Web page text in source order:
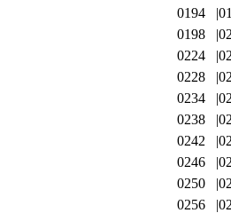
0194
0198
0224
0228
0234
0238
0242
0246
0250
0256